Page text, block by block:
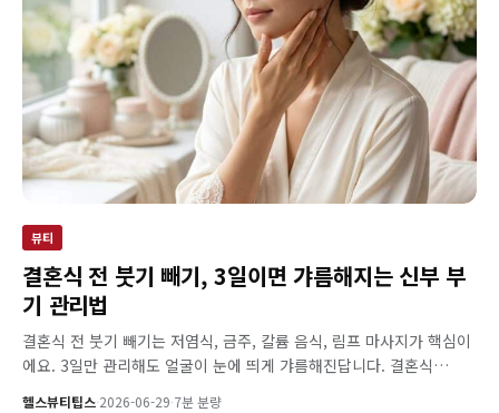
뷰티
결혼식 전 붓기 빼기, 3일이면 갸름해지는 신부 부
기 관리법
결혼식 전 붓기 빼기는 저염식, 금주, 칼륨 음식, 림프 마사지가 핵심이
에요. 3일만 관리해도 얼굴이 눈에 띄게 갸름해진답니다. 결혼식…
헬스뷰티팁스·2026-06-29·7분 분량